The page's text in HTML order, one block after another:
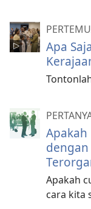
Apa
dengan
Apakah
cara kita